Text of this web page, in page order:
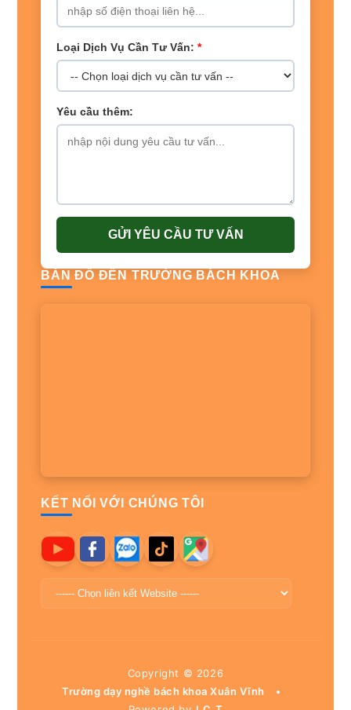
Loại Dịch Vụ Cần Tư Vấn: *
Yêu cầu thêm:
GỬI YÊU CẦU TƯ VẤN
BẢN ĐỒ ĐẾN TRƯỜNG BÁCH KHOA
KẾT NỐI VỚI CHÚNG TÔI
Copyright © 2026
Trường dạy nghề bách khoa Xuân Vĩnh
•